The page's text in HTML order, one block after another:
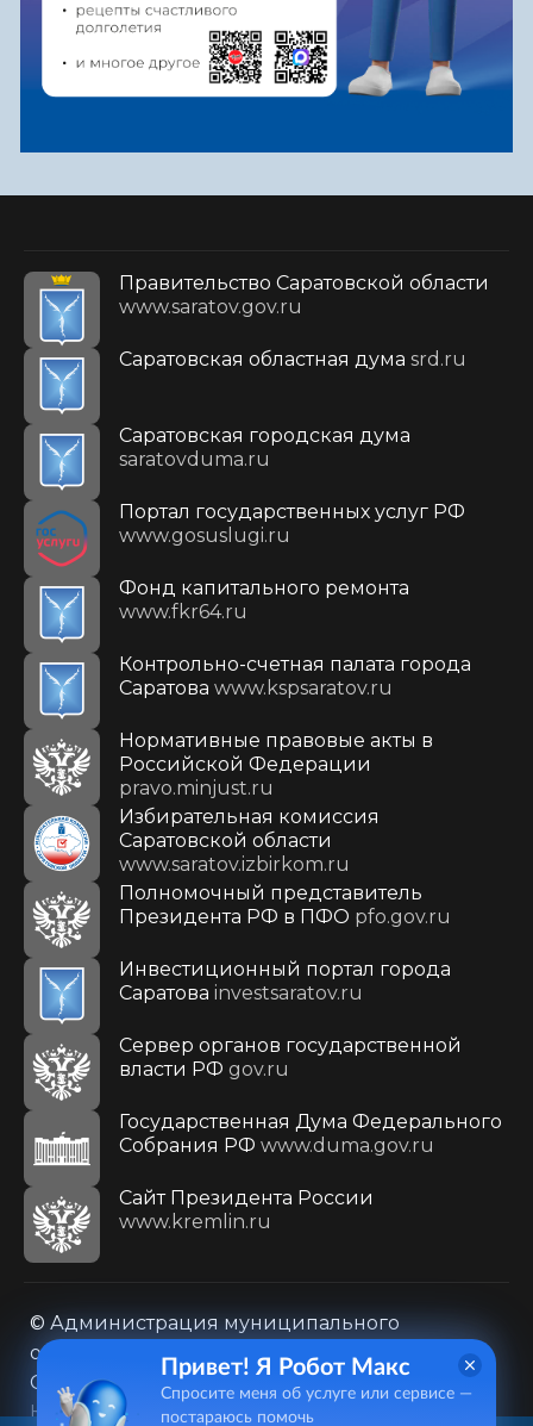
Правительство Саратовской области
www.saratov.gov.ru
Саратовская областная дума srd.ru
Саратовская городская дума
saratovduma.ru
Портал государственных услуг РФ
www.gosuslugi.ru
Фонд капитального ремонта
www.fkr64.ru
Контрольно-счетная палата города
Саратова www.kspsaratov.ru
Нормативные правовые акты в
Российской Федерации
pravo.minjust.ru
Избирательная комиссия
Саратовской области
www.saratov.izbirkom.ru
Полномочный представитель
Президента РФ в ПФО pfo.gov.ru
Инвестиционный портал города
Саратова investsaratov.ru
Сервер органов государственной
власти РФ gov.ru
Государственная Дума Федерального
Собрания РФ www.duma.gov.ru
Cайт Президента России
www.kremlin.ru
© Администрация муниципального
образования городского округа «Город
Саратов»
Контакты
Карта сайта
Привет! Я Робот Макс
Спросите меня об услуге или сервисе —
постараюсь помочь